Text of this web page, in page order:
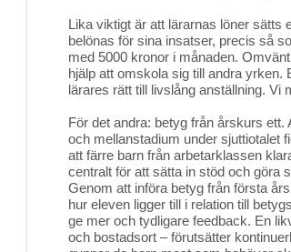
Lika viktigt är att lärarnas löner sätts
belönas för sina insatser, precis så
med 5000 kronor i månaden.
hjälp att omskola sig till andra yrken.
lärares rätt till livslång anställning. Vi
För det andra: betyg från årskurs
och mellanstadium under sjuttiotalet
att färre barn från arbetarklassen
centralt för att sätta in stöd och göra
Genom att införa betyg från första
hur eleven ligger till i relation till
ge mer och tydligare feedback. En
och bostadsort – förutsätter